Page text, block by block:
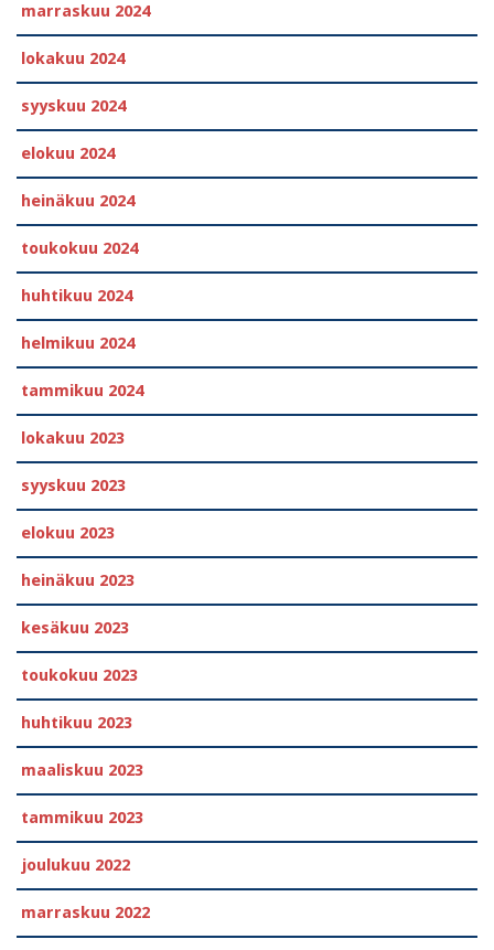
marraskuu 2024
lokakuu 2024
syyskuu 2024
elokuu 2024
heinäkuu 2024
toukokuu 2024
huhtikuu 2024
helmikuu 2024
tammikuu 2024
lokakuu 2023
syyskuu 2023
elokuu 2023
heinäkuu 2023
kesäkuu 2023
toukokuu 2023
huhtikuu 2023
maaliskuu 2023
tammikuu 2023
joulukuu 2022
marraskuu 2022